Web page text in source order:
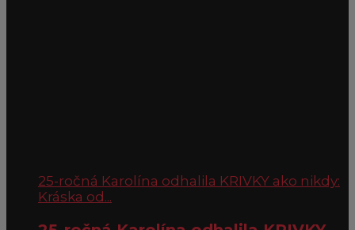
25-ročná Karolína odhalila KRIVKY ako nikdy:
Kráska od...